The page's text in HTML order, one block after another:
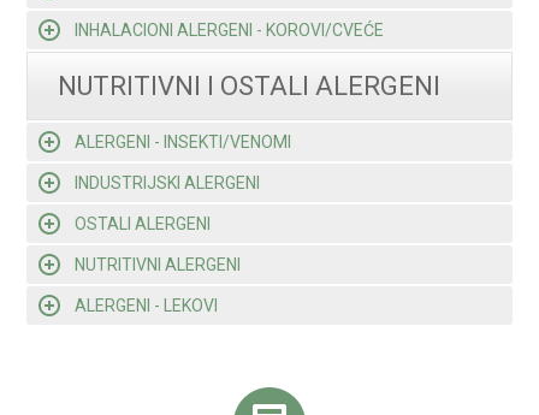
INHALACIONI ALERGENI - KOROVI/CVEĆE
NUTRITIVNI I OSTALI ALERGENI
ALERGENI - INSEKTI/VENOMI
INDUSTRIJSKI ALERGENI
OSTALI ALERGENI
NUTRITIVNI ALERGENI
ALERGENI - LEKOVI